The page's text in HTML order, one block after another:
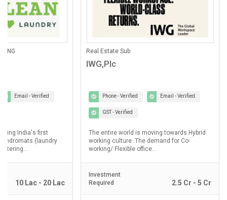
Email - Verified
India's first
(laundry
10 Lac - 20 Lac
Real Estate Sub
IWG,Plc
Phone - Verified Email - Verified
GST - Verified
The entire world is moving towards Hybrid
working culture. The demand for Co-
working/ Flexible office...
Investment
Required
2.5 Cr - 5 Cr